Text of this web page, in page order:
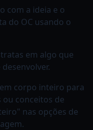
com a ideia e o
do OC usando o
em algo que
corpo inteiro para
conceitos de
nas opções de